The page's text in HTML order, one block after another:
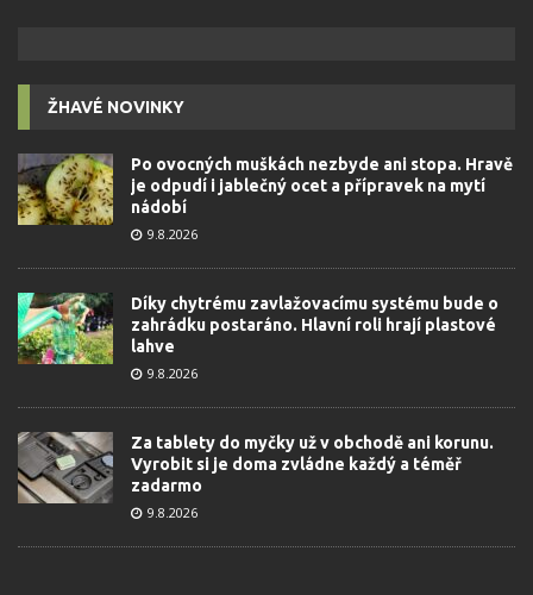
ŽHAVÉ NOVINKY
Po ovocných muškách nezbyde ani stopa. Hravě
je odpudí i jablečný ocet a přípravek na mytí
nádobí
9.8.2026
Díky chytrému zavlažovacímu systému bude o
zahrádku postaráno. Hlavní roli hrají plastové
lahve
9.8.2026
Za tablety do myčky už v obchodě ani korunu.
Vyrobit si je doma zvládne každý a téměř
zadarmo
9.8.2026